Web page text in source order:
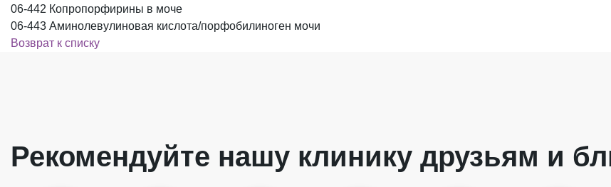
06-442 Копропорфирины в моче
06-443 Аминолевулиновая кислота/порфобилиноген мочи
Возврат к списку
Рекомендуйте нашу клинику друзьям и